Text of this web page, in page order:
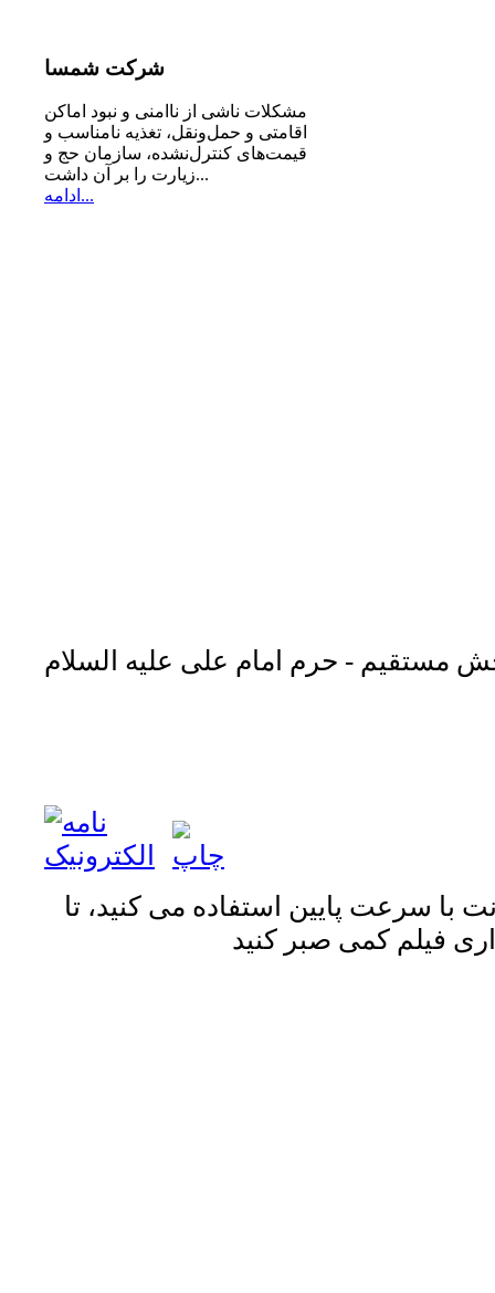
شرکت شمسا
مشكلات ناشی از ناامنی و نبود اماكن
اقامتی و حمل‌ونقل، تغذیه‌ نامناسب و
قیمت‌های كنترل‌نشده، سازمان حج و
زیارت را بر آن داشت...
ادامه...
مستقیم - حرم امام علی علیه السلام
با سرعت پایین استفاده می کنید، تا